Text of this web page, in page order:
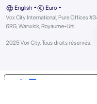
English
Euro
Vox City International, Pure Offices
6RG, Warwick, Royaume-Uni
2025 Vox City, Tous droits réservés.
Your Privacy